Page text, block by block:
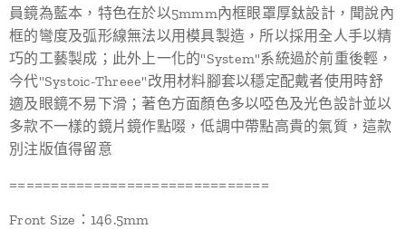
員鏡為藍本，特色在於以5mmm內框眼罩厚鈦設計，聞說內
框的彎度及弧形線無法以用模具製造，所以採用全人手以精
巧的工藝製成；此外上一化的"System"系統過於前重後輕，
今代"Systoic-Threee"改用材料腳套以穩定配戴者使用時舒
適及眼鏡不易下滑；著色方面顏色多以啞色及光色設計並以
多款不一樣的鏡片鏡作點啜，低調中帶點高貴的氣質，這款
別注版值得留意
===============================
Front Size：146.5mm